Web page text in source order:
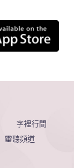
字裡行間
靈聽頻道